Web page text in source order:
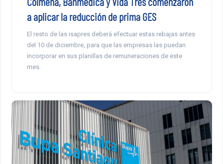
a aplicar la reducción de prima GES
El resto de las isapres deberá efectuar estas rebajas antes
del 10 de diciembre, para que las empresas las puedan
incorporar en sus planillas de remuneraciones de este
mes.